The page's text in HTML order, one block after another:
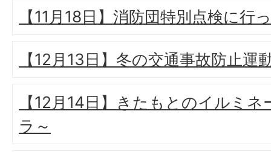
【11月18日】消防団特別点検に行
【12月13日】冬の交通事故防止運
【12月14日】きたもとのイルミ
ラ～